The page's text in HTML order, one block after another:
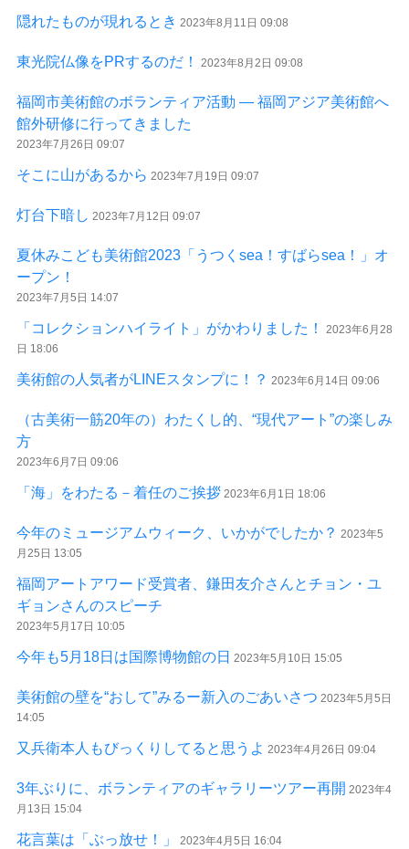
隠れたものが現れるとき 2023年8月11日 09:08
東光院仏像をPRするのだ！ 2023年8月2日 09:08
福岡市美術館のボランティア活動 ― 福岡アジア美術館へ
館外研修に行ってきました
2023年7月26日 09:07
そこに山があるから 2023年7月19日 09:07
灯台下暗し 2023年7月12日 09:07
夏休みこども美術館2023「うつくsea！すばらsea！」オ
ープン！
2023年7月5日 14:07
「コレクションハイライト」がかわりました！
2023年6月28
日 18:06
美術館の人気者がLINEスタンプに！？ 2023年6月14日 09:06
（古美術一筋20年の）わたくし的、“現代アート”の楽しみ
方
2023年6月7日 09:06
「海」をわたる－着任のご挨拶 2023年6月1日 18:06
今年のミュージアムウィーク、いかがでしたか？ 2023年5
月25日 13:05
福岡アートアワード受賞者、鎌田友介さんとチョン・ユ
ギョンさんのスピーチ
2023年5月17日 10:05
今年も5月18日は国際博物館の日 2023年5月10日 15:05
美術館の壁を“おして”みるー新入のごあいさつ 2023年5月5日
14:05
又兵衛本人もびっくりしてると思うよ 2023年4月26日 09:04
3年ぶりに、ボランティアのギャラリーツアー再開 2023年4
月13日 15:04
花言葉は「ぶっ放せ！」 2023年4月5日 16:04